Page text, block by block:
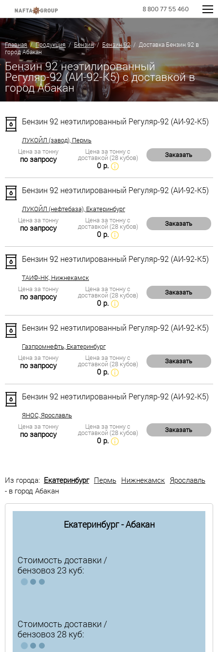
8 800 77 55 460
Главная/Продукция/Бензин/ Бензин 92/ Доставка Бензин 92 в
город Абакан
Бензин 92 неэтилированный
Регуляр-92 (АИ-92-К5) с доставкой в
город Абакан
Бензин 92 неэтилированный Регуляр-92 (АИ-92-К5)
ЛУКОЙЛ (завод), Пермь
Цена за тонну
по запросу
Цена за тонну с
доставкой (28 кубов)
0 р.
Заказать
Бензин 92 неэтилированный Регуляр-92 (АИ-92-К5)
ЛУКОЙЛ (нефтебаза), Екатеринбург
Цена за тонну
по запросу
Цена за тонну с
доставкой (28 кубов)
0 р.
Заказать
Бензин 92 неэтилированный Регуляр-92 (АИ-92-К5)
ТАИФ-НК, Нижнекамск
Цена за тонну
по запросу
Цена за тонну с
доставкой (28 кубов)
0 р.
Заказать
Бензин 92 неэтилированный Регуляр-92 (АИ-92-К5)
Газпромнефть, Екатеринбург
Цена за тонну
по запросу
Цена за тонну с
доставкой (28 кубов)
0 р.
Заказать
Бензин 92 неэтилированный Регуляр-92 (АИ-92-К5)
ЯНОС, Ярославль
Цена за тонну
по запросу
Цена за тонну с
доставкой (28 кубов)
0 р.
Заказать
Из города: Екатеринбург Пермь Нижнекамск Ярославль
- в город Абакан
Екатеринбург - Абакан
Стоимость доставки /
бензовоз 23 куб:
Стоимость доставки /
бензовоз 28 куб: